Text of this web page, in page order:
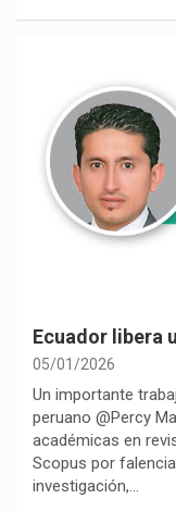
Ecuador libera
05/01/2026
Un importante
peruano @Percy
académicas en
Scopus por
investigación,…